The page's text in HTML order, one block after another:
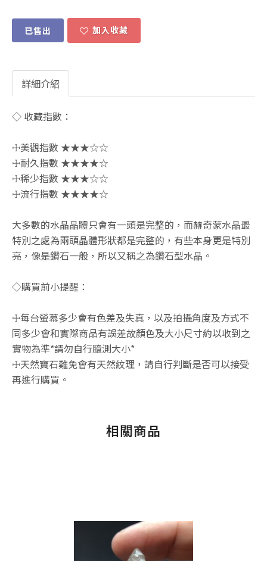
已售出 加入收藏
詳細介紹
◇ 收藏指數：
☩美觀指數 ★★★☆☆
☩耐久指數 ★★★★☆
☩稀少指數 ★★★☆☆
☩流行指數 ★★★★☆
大多數的水晶晶體只會有一頭是完整的，而赫奇蒙水晶最
特別之處為兩頭晶體形狀都是完整的，有些本身更是特別
亮，像是鑽石一般，所以又稱之為鑽石型水晶。
◇購買前小提醒：
☩每台螢幕多少會有色差及失真，以及拍攝角度及方式不
同多少會和實際商品有誤差故顏色及大小尺寸約以收到之
實物為準*請勿自行臆測大小*
☩天然寶石難免會有天然紋理，請自行判斷是否可以接受
再進行購買。
相關商品